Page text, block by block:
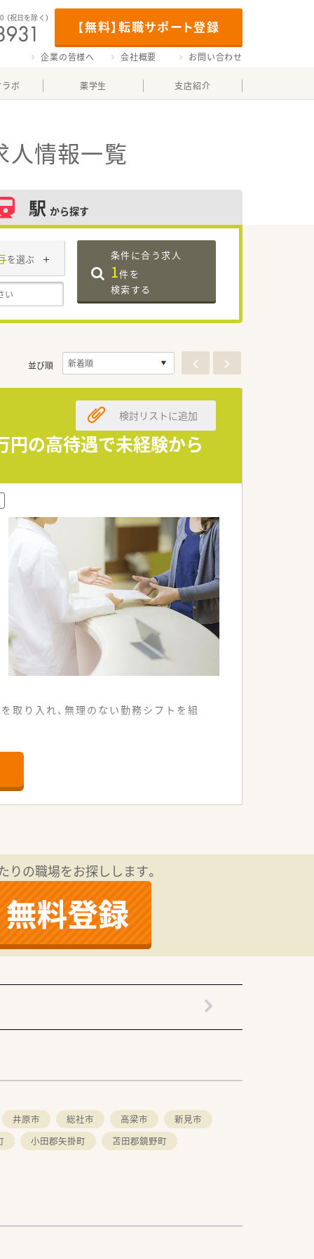
【無料】転職サポート登録
（祝日を除く）
企業の皆様へ 会社概要 お問い合わせ
ボ 薬学生 支店紹介
人情報一覧
駅 から探す
を選ぶ 条件に合う求人
1件を
検索する
並び順
円の高待遇で未経験から
検討リストに追加
取り入れ、無理のない勤務シフトを組
務を円滑に進めています。
を歓迎しています。
した基盤があります。
知られている法人です。
常に充実しています。
の職場をお探しします。
井原市 総社市 高梁市
新見市
小田郡矢掛町 苫田郡鏡野町